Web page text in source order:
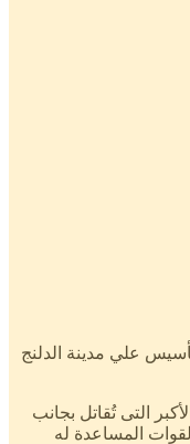
علي مدينة الدلنج
التى تُقاتل بجانب
المساعدة له